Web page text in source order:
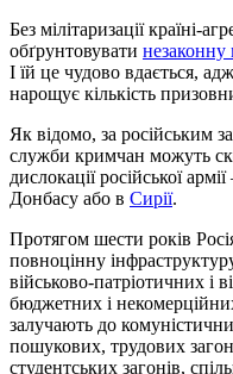
Без мілітаризації країні-
обґрунтовувати незаконну
І їй це чудово вдається,
нарощує кількість
Як відомо, за російським
служби кримчан можуть
дислокації російської
Донбасу або в Сирії.
Протягом шести років
повноцінну
військово-патріотичних і
бюджетних і
залучають до
пошукових, трудових
студентських загонів,